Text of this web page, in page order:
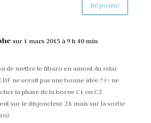
Réponse
sur 1 mars 2015 à 9 h 40 min
de mettre le fibaro en amont du relai
ne serait pas une bonne idée ? (= ne
la phase de la borne C1 ou C2
sur le disjoncteur 2A mais sur la sortie